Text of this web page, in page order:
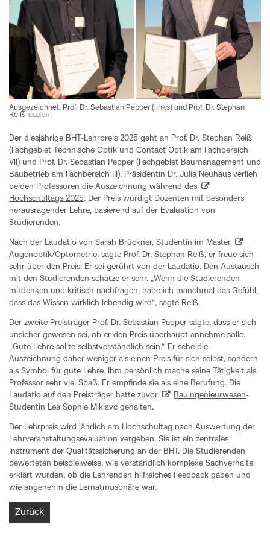
Ausgezeichnet: Prof. Dr. Sebastian Pepper (links) und Prof. Dr. Stephan
Reiß
BILD: BHT
Der diesjährige BHT-Lehrpreis 2025 geht an Prof. Dr. Stephan Reiß
(Fachgebiet Technische Optik und Contact Optik am Fachbereich
VII) und Prof. Dr. Sebastian Pepper (Fachgebiet Baumanagement und
Baubetrieb am Fachbereich III). Präsidentin Dr. Julia Neuhaus verlieh
beiden Professoren die Auszeichnung während des
Hochschultags 2025. Der Preis würdigt Dozenten mit besonders
herausragender Lehre, basierend auf der Evaluation von
Studierenden.
Nach der Laudatio von Sarah Brückner, Studentin im Master
Augenoptik/Optometrie, sagte Prof. Dr. Stephan Reiß, er freue sich
sehr über den Preis. Er sei gerührt von der Laudatio. Den Austausch
mit den Studierenden schätze er sehr. „Wenn die Studierenden
mitdenken und kritisch nachfragen, habe ich manchmal das Gefühl,
dass das Wissen wirklich lebendig wird“, sagte Reiß.
Der zweite Preisträger Prof. Dr. Sebastian Pepper sagte, dass er sich
unsicher gewesen sei, ob er den Preis überhaupt annehme solle.
„Gute Lehre sollte selbstverständlich sein.“ Er sehe die
Auszeichnung daher weniger als einen Preis für sich selbst, sondern
als Symbol für gute Lehre. Ihm persönlich mache seine Tätigkeit als
Professor sehr viel Spaß. Er empfinde sie als eine Berufung. Die
Laudatio auf den Preisträger hatte zuvor
Bauingenieurwesen-
Studentin Lea Sophie Miklavc gehalten.
Der Lehrpreis wird jährlich am Hochschultag nach Auswertung der
Lehrveranstaltungsevaluation vergeben. Sie ist ein zentrales
Instrument der Qualitätssicherung an der BHT. Die Studierenden
bewerteten beispielweise, wie verständlich komplexe Sachverhalte
erklärt wurden, ob die Lehrenden hilfreiches Feedback gaben und
wie angenehm die Lernatmosphäre war.
Zurück